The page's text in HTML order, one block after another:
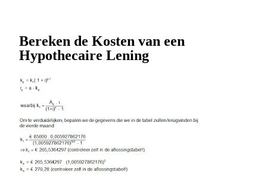
Bereken de Kosten van een
Hypothecaire Lening